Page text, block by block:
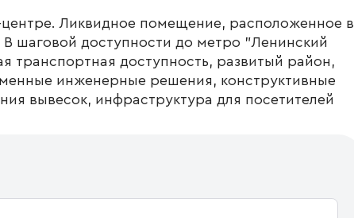
Ликвидное помещение, расположенное в
В шаговой доступности до метро "Ленинский
транспортная доступность, развитый район,
инженерные решения, конструктивные
вывесок, инфраструктура для посетителей